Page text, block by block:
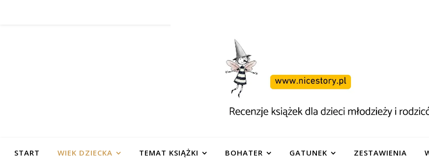
START WIEK DZIECKA TEMAT KSIĄŻKI BOHATER GATUNEK ZESTAWIENIA